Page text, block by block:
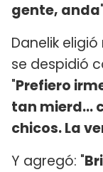
gente, anda
Danelik
se despidió
"Prefiero
tan mierd...
chicos. La
Y agregó: "